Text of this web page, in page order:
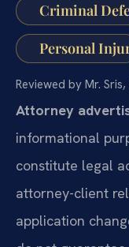
Criminal
Personal
Reviewed by Mr.
Attorney
informational
constitute legal
attorney-client
application